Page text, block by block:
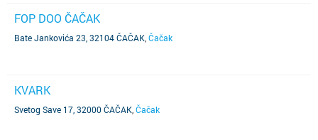
FOP DOO ČAČAK
Bate Jankovića 23, 32104 ČAČAK Čačak
KVARK
Svetog Save 17, 32000 ČAČAK Čačak